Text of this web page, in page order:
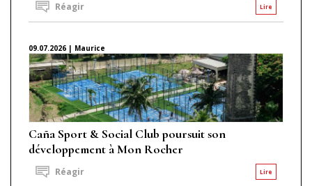
Lire
Réagir
09.07.2026 | Maurice
Caña Sport & Social Club poursuit son
développement à Mon Rocher
Lire
Réagir